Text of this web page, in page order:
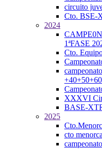
circuito
Cto. BSE-
2024
1ªFASE
Cto.
XXXVI
BASE-
2025
cto